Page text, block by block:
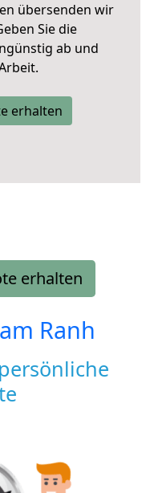
übersenden wir
Sie die
ab und
erhalten
erhalten
Ranh